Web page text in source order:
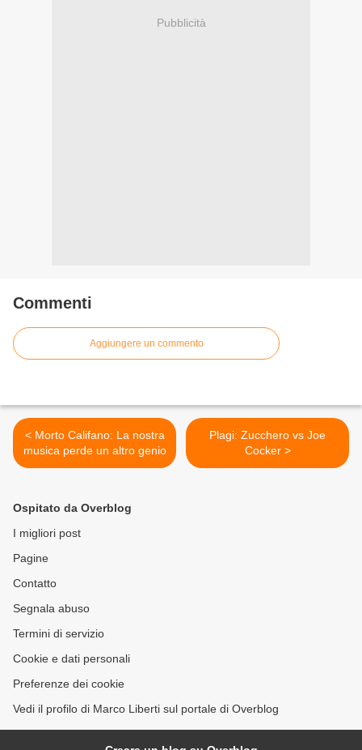
Pubblicità
Commenti
Aggiungere un commento
< Morto Califano: La nostra
musica perde un altro genio
Plagi: Zucchero vs Joe
Cocker >
Ospitato da Overblog
I migliori post
Pagine
Contatto
Segnala abuso
Termini di servizio
Cookie e dati personali
Preferenze dei cookie
Vedi il profilo di Marco Liberti sul portale di Overblog